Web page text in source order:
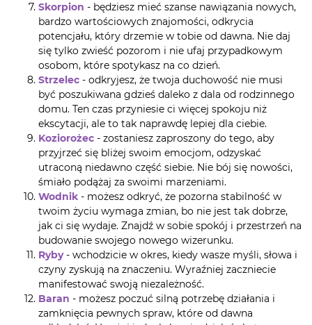
Skorpion - będziesz mieć szanse nawiązania nowych,
bardzo wartościowych znajomości, odkrycia
potencjału, który drzemie w tobie od dawna. Nie daj
się tylko zwieść pozorom i nie ufaj przypadkowym
osobom, które spotykasz na co dzień.
Strzelec - odkryjesz, że twoja duchowość nie musi
być poszukiwana gdzieś daleko z dala od rodzinnego
domu. Ten czas przyniesie ci więcej spokoju niż
ekscytacji, ale to tak naprawdę lepiej dla ciebie.
Koziorożec - zostaniesz zaproszony do tego, aby
przyjrzeć się bliżej swoim emocjom, odzyskać
utraconą niedawno część siebie. Nie bój się nowości,
śmiało podążaj za swoimi marzeniami.
Wodnik - możesz odkryć, że pozorna stabilność w
twoim życiu wymaga zmian, bo nie jest tak dobrze,
jak ci się wydaje. Znajdź w sobie spokój i przestrzeń na
budowanie swojego nowego wizerunku.
Ryby - wchodzicie w okres, kiedy wasze myśli, słowa i
czyny zyskują na znaczeniu. Wyraźniej zaczniecie
manifestować swoją niezależność.
Baran - możesz poczuć silną potrzebę działania i
zamknięcia pewnych spraw, które od dawna